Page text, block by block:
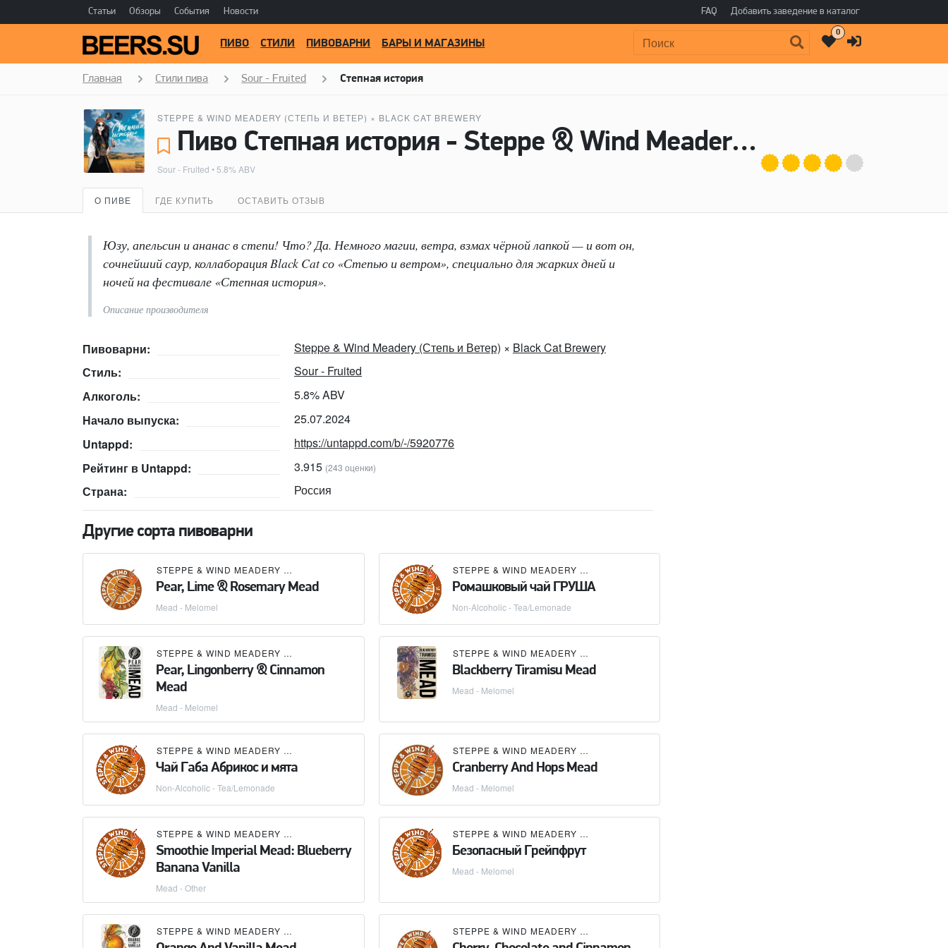
Статьи Обзоры События Новости FAQ Добавить заведение в каталог
Поиск:
ПИВО СТИЛИ ПИВОВАРНИ БАРЫ И МАГАЗИНЫ
0
Главная Стили пива Sour - Fruited Степная история
STEPPE & WIND MEADERY (СТЕПЬ И ВЕТЕР) × BLACK CAT BREWERY
Пиво Степная история - Steppe & Wind Meadery (Степь и Ветер), Black Cat Brewery
Sour - Fruited • 5.8% ABV
О ПИВЕ ГДЕ КУПИТЬ ОСТАВИТЬ ОТЗЫВ
Юзу, апельсин и ананас в степи! Что? Да. Немного магии, ветра, взмах чёрной лапкой — и вот он,
сочнейший саур, коллаборация Black Cat со «Степью и ветром», специально для жарких дней и
ночей на фестивале «Степная история».
Описание производителя
Пивоварни: Steppe & Wind Meadery (Степь и Ветер) × Black Cat Brewery
Стиль:
Sour - Fruited
Алкоголь:
5.8% ABV
Начало выпуска:
25.07.2024
Untappd:
https://untappd.com/b/-/5920776
Рейтинг в Untappd:
3.915 (243 оценки)
Страна: Россия
Другие сорта пивоварни
STEPPE & WIND MEADERY (СТЕПЬ И ВЕТЕР)
Pear, Lime & Rosemary Mead
Mead - Melomel
STEPPE & WIND MEADERY (СТЕПЬ И ВЕТЕР)
Ромашковый чай ГРУША
Non-Alcoholic - Tea/Lemonade
STEPPE & WIND MEADERY (СТЕПЬ И ВЕТЕР)
Pear, Lingonberry & Cinnamon
Mead
Mead - Melomel
STEPPE & WIND MEADERY (СТЕПЬ И ВЕТЕР)
Blackberry Tiramisu Mead
Mead - Melomel
STEPPE & WIND MEADERY (СТЕПЬ И ВЕТЕР)
Чай Габа Абрикос и мята
Non-Alcoholic - Tea/Lemonade
STEPPE & WIND MEADERY (СТЕПЬ И ВЕТЕР)
Cranberry And Hops Mead
Mead - Melomel
STEPPE & WIND MEADERY (СТЕПЬ И ВЕТЕР)
Smoothie Imperial Mead: Blueberry
Banana Vanilla
Mead - Other
STEPPE & WIND MEADERY (СТЕПЬ И ВЕТЕР)
Безопасный Грейпфрут
Mead - Melomel
STEPPE & WIND MEADERY (СТЕПЬ И ВЕТЕР) STEPPE & WIND MEADERY (СТЕПЬ И ВЕТЕР)